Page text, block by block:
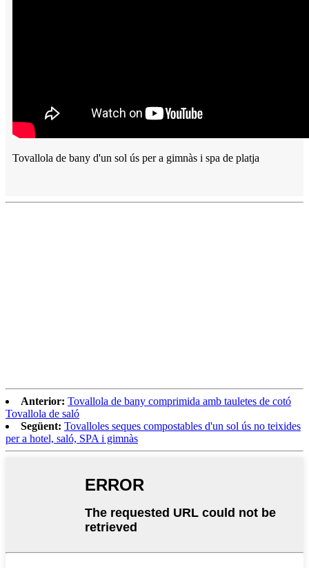
Tovallola de bany d'un sol ús per a gimnàs i spa de platja
Anterior: Tovallola de bany comprimida amb tauletes de cotó
Tovallola de saló
Següent: Tovalloles seques compostables d'un sol ús no teixides
per a hotel, saló, SPA i gimnàs